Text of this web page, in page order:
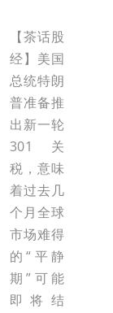
【茶话股
经】美国
总统特朗
普准备推
出新一轮
301关
税，意味
着过去几
个月全球
市场难得
的“平静
期”可能
即将结